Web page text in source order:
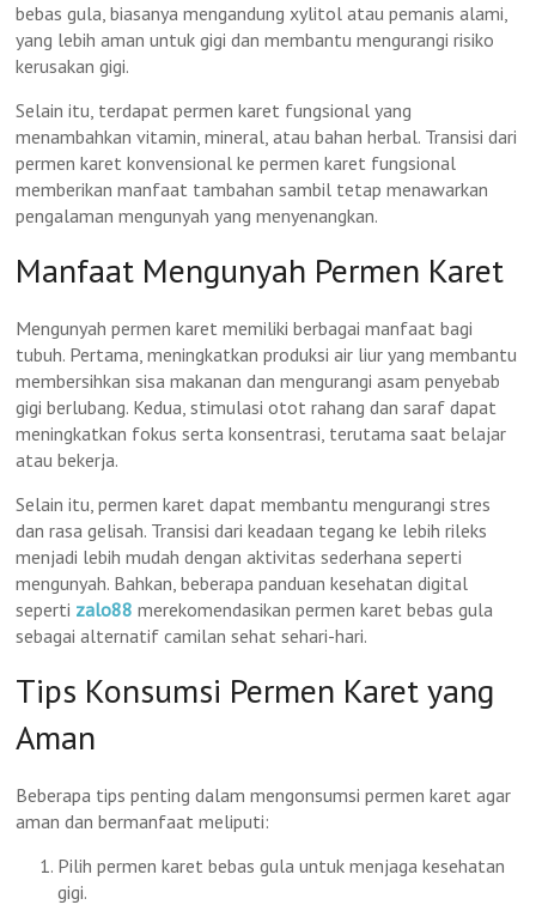
bebas gula, biasanya mengandung xylitol atau pemanis alami,
yang lebih aman untuk gigi dan membantu mengurangi risiko
kerusakan gigi.
Selain itu, terdapat permen karet fungsional yang
menambahkan vitamin, mineral, atau bahan herbal. Transisi dari
permen karet konvensional ke permen karet fungsional
memberikan manfaat tambahan sambil tetap menawarkan
pengalaman mengunyah yang menyenangkan.
Manfaat Mengunyah Permen Karet
Mengunyah permen karet memiliki berbagai manfaat bagi
tubuh. Pertama, meningkatkan produksi air liur yang membantu
membersihkan sisa makanan dan mengurangi asam penyebab
gigi berlubang. Kedua, stimulasi otot rahang dan saraf dapat
meningkatkan fokus serta konsentrasi, terutama saat belajar
atau bekerja.
Selain itu, permen karet dapat membantu mengurangi stres
dan rasa gelisah. Transisi dari keadaan tegang ke lebih rileks
menjadi lebih mudah dengan aktivitas sederhana seperti
mengunyah. Bahkan, beberapa panduan kesehatan digital
seperti zalo88 merekomendasikan permen karet bebas gula
sebagai alternatif camilan sehat sehari-hari.
Tips Konsumsi Permen Karet yang
Aman
Beberapa tips penting dalam mengonsumsi permen karet agar
aman dan bermanfaat meliputi:
Pilih permen karet bebas gula untuk menjaga kesehatan
gigi.